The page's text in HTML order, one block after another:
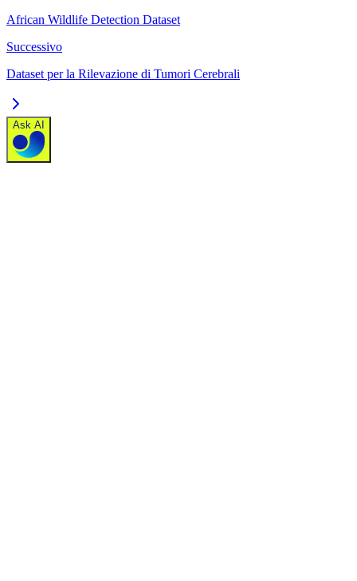
African Wildlife Detection Dataset
Successivo
Dataset per la Rilevazione di Tumori Cerebrali
Ask AI